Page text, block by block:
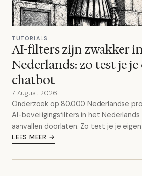
TUTORIALS
AI-filters zijn zwakker
Nederlands: zo test je je
chatbot
7 August 2026
Onderzoek op 80.000 Nederlandse
AI-beveiligingsfilters in het
aanvallen doorlaten. Zo test je je
LEES MEER →